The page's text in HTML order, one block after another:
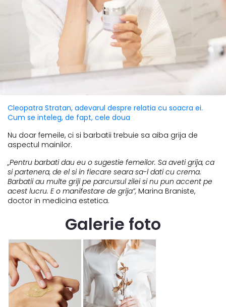
Cleopatra Stratan, adevarul despre relatia cu soacra ei.
Cum se inteleg, de fapt, cele doua
Nu doar femeile, ci si barbatii trebuie sa aiba grija de
aspectul mainilor.
„Pentru barbati dau eu o sugestie femeilor. Sa aveti grija, ca
si partenera, de el si in fiecare seara sa-l dati cu crema.
Barbatii au multe griji pe parcursul zilei si nu pun accent pe
acest lucru. E o manifestare de grija”, Marina Braniste,
doctor in medicina estetica.
Galerie foto